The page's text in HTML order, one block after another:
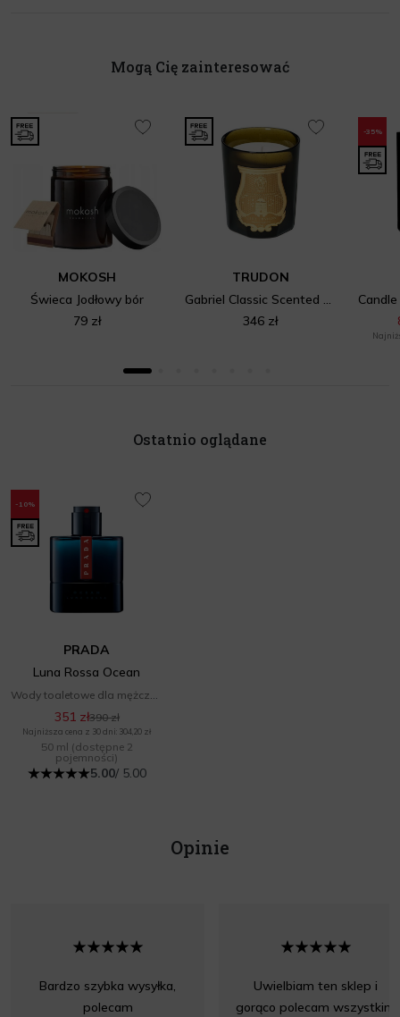
Mogą Cię zainteresować
MOKOSH
Świeca Jodłowy bór
79 zł
TRUDON
Gabriel Classic Scented Candle
346 zł
-35%
Ostatnio oglądane
-10%
PRADA
Luna Rossa Ocean
351 zł390 zł
Najniższa cena z 30 dni: 304,20 zł
50 ml (dostępne 2
pojemności)
5.00/ 5.00
Opinie
Bardzo szybka wysyłka,
polecam
Uwielbiam ten sklep i
gorąco polecam wszystkim